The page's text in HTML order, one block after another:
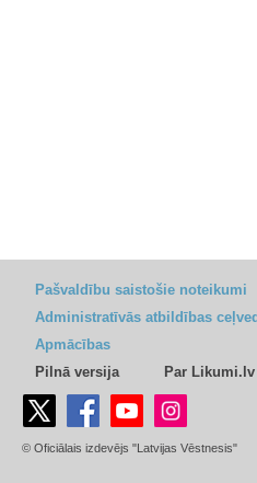
Pašvaldību saistošie noteikumi
Administratīvās atbildības
Apmācības
Pilnā versija
Par Likumi.lv
© Oficiālais izdevējs "Latvijas Vēstnesis"